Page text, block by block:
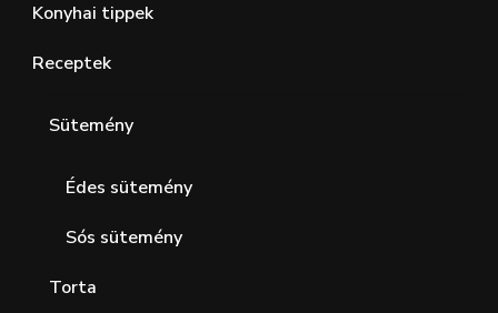
Konyhai tippek
Receptek
Sütemény
Édes sütemény
Sós sütemény
Torta